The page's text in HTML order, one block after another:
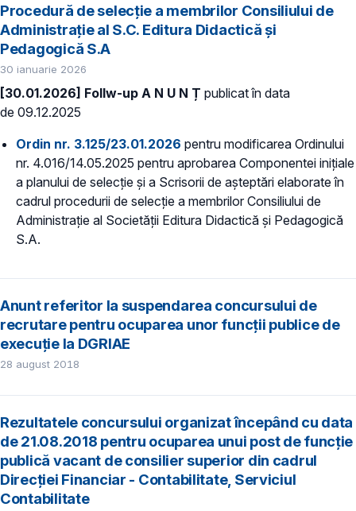
Procedură de selecție a membrilor Consiliului de
Administraţie al S.C. Editura Didactică și
Pedagogică S.A
30 ianuarie 2026
[30.01.2026] Follw-up A N U N Ț publicat în data
de 09.12.2025
Ordin nr. 3.125/23.01.2026 pentru modificarea Ordinului
nr. 4.016/14.05.2025 pentru aprobarea Componentei inițiale
a planului de selecție și a Scrisorii de așteptări elaborate în
cadrul procedurii de selecție a membrilor Consiliului de
Administrație al Societății Editura Didactică și Pedagogică
S.A.
Anunt referitor la suspendarea concursului de
recrutare pentru ocuparea unor funcții publice de
execuție la DGRIAE
28 august 2018
Rezultatele concursului organizat începând cu data
de 21.08.2018 pentru ocuparea unui post de funcție
publică vacant de consilier superior din cadrul
Direcției Financiar - Contabilitate, Serviciul
Contabilitate